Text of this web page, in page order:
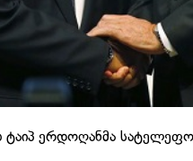
ტაიპ ერდოღანმა